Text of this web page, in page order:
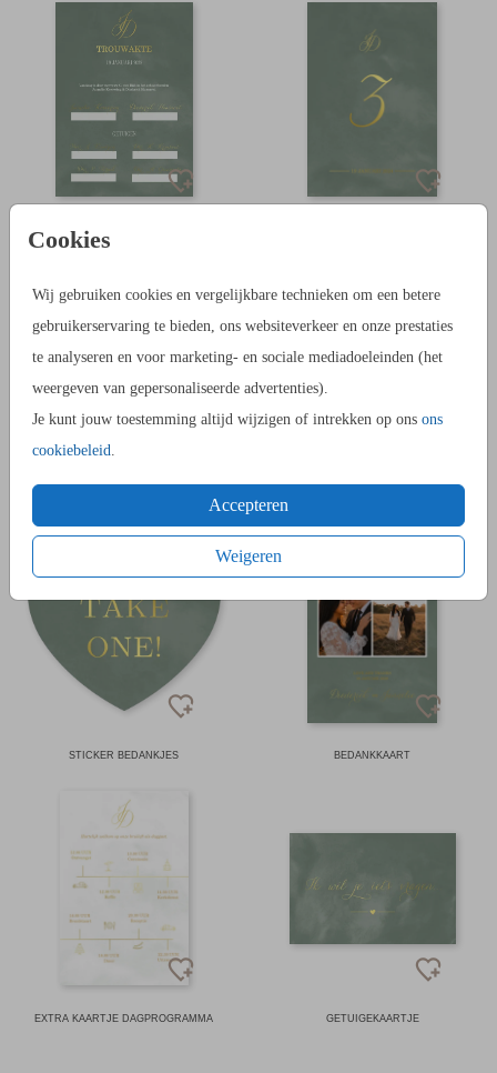
Cookies
Wij gebruiken cookies en vergelijkbare technieken om een betere
gebruikerservaring te bieden, ons websiteverkeer en onze prestaties
te analyseren en voor marketing- en sociale mediadoeleinden (het
weergeven van gepersonaliseerde advertenties).
Je kunt jouw toestemming altijd wijzigen of intrekken op ons ons
cookiebeleid.
Accepteren
Weigeren
STICKER BEDANKJES BEDANKKAART
EXTRA KAARTJE DAGPROGRAMMA GETUIGEKAARTJE